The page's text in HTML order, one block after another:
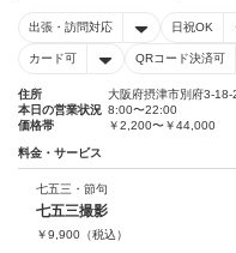
出張・訪問対応 日祝OK
カード可 QRコード決済可
住所
大阪府摂津市別府3-18-
本日の営業状況 8:00〜22:00
価格帯
￥2,200〜￥44,000
料金・サービス
七五三・節句
七五三撮影
￥9,900 （税込）